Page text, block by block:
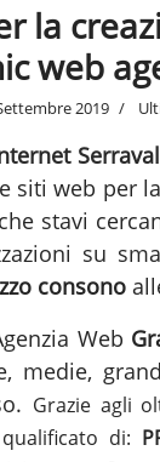
la
web
2019
siti web per
stavi
su
consono
Web
Grazie agli
di: